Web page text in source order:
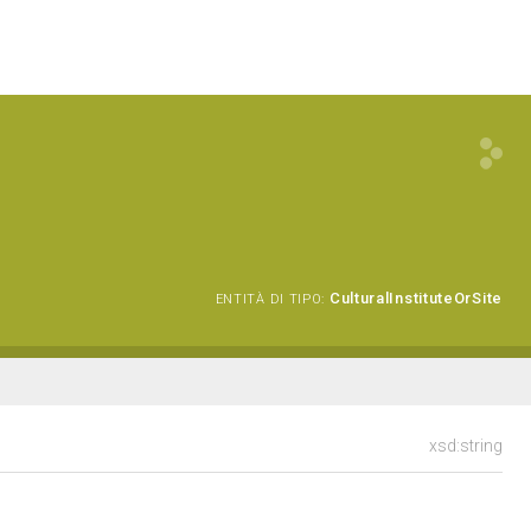
ENTITÀ DI TIPO: CulturalInstituteOrSite
xsd:string